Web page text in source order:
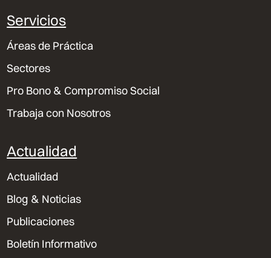
Servicios
Áreas de Práctica
Sectores
Pro Bono & Compromiso Social
Trabaja con Nosotros
Actualidad
Actualidad
Blog & Noticias
Publicaciones
Boletín Informativo